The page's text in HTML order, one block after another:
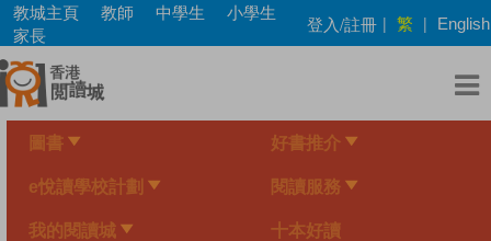
Skip
main
content
教城主頁 教師 中學生
小學生
家長
登入/註冊 | 繁 | English
圖書 好書推介
e悅讀學校計劃 閱讀服務
我的閱讀城 十本好讀